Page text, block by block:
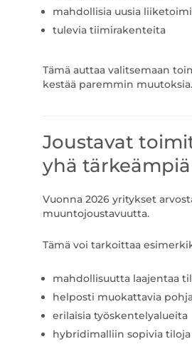
mahdollisia uusia
tulevia tiimirakenteita
Tämä auttaa valitsemaan
kestää paremmin muutoksia.
Joustavat
yhä tärkeämpiä
Vuonna 2026 yritykset
muuntojoustavuutta.
Tämä voi tarkoittaa
mahdollisuutta laajentaa
helposti muokattavia
erilaisia työskentelyalueita
hybridimalliin sopivia tiloja